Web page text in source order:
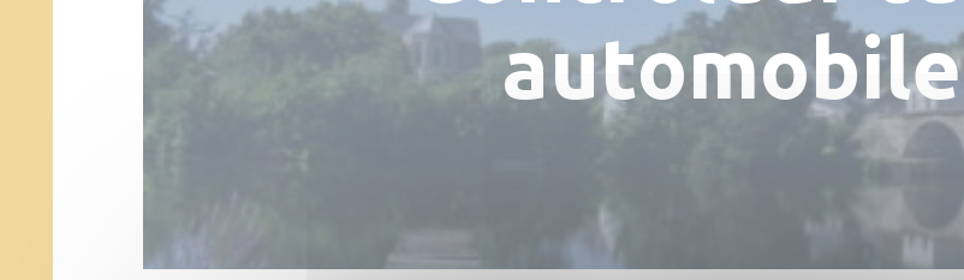
Numéros utiles
Réserver une salle
Hébergements